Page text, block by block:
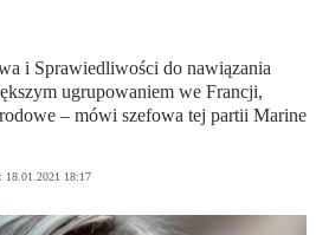
i Sprawiedliwości do nawiązania
ugrupowaniem we Francji,
– mówi szefowa tej partii Marine
18.01.2021 18:17